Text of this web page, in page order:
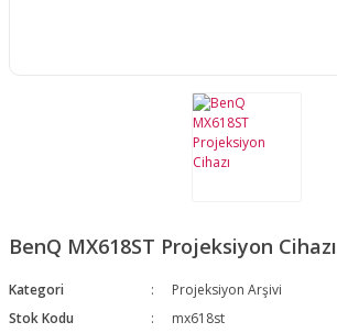
BenQ MX618ST Projeksiyon Cihazı
Kategori
Projeksiyon Arşivi
Stok Kodu
mx618st